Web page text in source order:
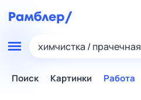
химчистка / прачечная
Поиск Картинки Работа